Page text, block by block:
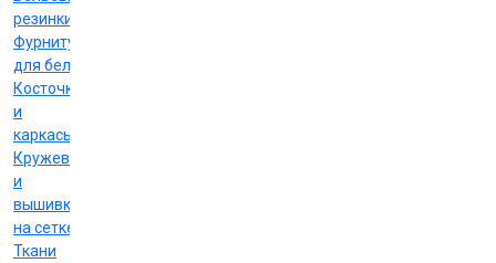
резинки
Фурнитура
для белья
Косточки
и
каркасы
Кружево
и
вышивка
на сетке
Ткани